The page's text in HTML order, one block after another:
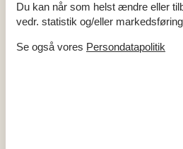
At tilbringe jeres efterårsferie i et
en enestående mulighed for at
hygge og fælles oplevelser.
Du kan når som helst ændre eller
vedr. statistik og/eller
Se også vores Persondatapolitik